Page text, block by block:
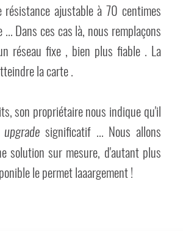
résistance ajustable à 70 centimes
Dans ces cas là, nous remplaçons
réseau fixe , bien plus fiable . La
la carte .
son propriétaire nous indique qu'il
upgrade significatif ... Nous allons
solution sur mesure, d'autant plus
le permet laaargement !